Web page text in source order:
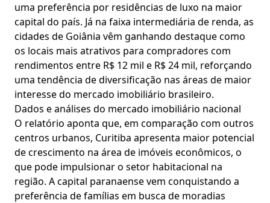
uma preferência por residências de luxo na maior
capital do país. Já na faixa intermediária de renda, as
cidades de Goiânia vêm ganhando destaque como
os locais mais atrativos para compradores com
rendimentos entre R$ 12 mil e R$ 24 mil, reforçando
uma tendência de diversificação nas áreas de maior
interesse do mercado imobiliário brasileiro.
Dados e análises do mercado imobiliário nacional
O relatório aponta que, em comparação com outros
centros urbanos, Curitiba apresenta maior potencial
de crescimento na área de imóveis econômicos, o
que pode impulsionar o setor habitacional na
região. A capital paranaense vem conquistando a
preferência de famílias em busca de moradias